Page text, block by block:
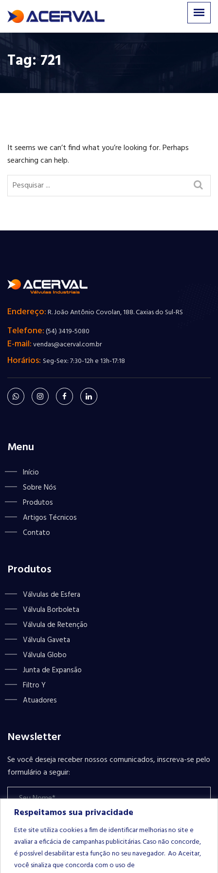
Respeitamos sua privacidade
Este site utiliza cookies a fim de identificar melhorias no site e
avaliar a eficácia de campanhas publicitárias. Caso não concorde,
é possível desabilitar esta função no seu navegador. Ao Aceitar,
você sinaliza que concorda com o uso de
Tag:721
It seems we can’t find what you’re looking for. Perhaps
searching can help.
Endereço:R. João Antônio Covolan, 188. Caxias do Sul-RS
Telefone:(54) 3419-5080
E-mail:vendas@acerval.com.br
Horários: Seg-Sex: 7:30-12h e 13h-17:18
Menu
Início
Sobre Nós
Produtos
Artigos Técnicos
Contato
Produtos
Válvulas de Esfera
Válvula Borboleta
Válvula de Retenção
Válvula Gaveta
Válvula Globo
Junta de Expansão
Filtro Y
Atuadores
Newsletter
Se você deseja receber nossos comunicados, inscreva-se pelo
formulário a seguir:
Please leave this field empty.INSCREVER-SE